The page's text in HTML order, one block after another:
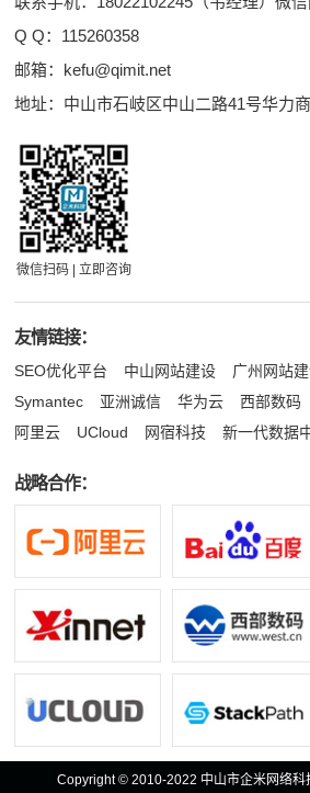
Q Q： 115260358
邮箱： kefu@qimit.net
地址：中山市石岐区中山二路41号华力
微信扫码 | 立即咨询
友情链接：
SEO优化平台 中山网站建设 广州网站
Symantec
亚洲诚信 华为云 西部数码
阿里云
UCloud 网宿科技 新一代数据
战略合作：
Copyright © 2010-2022 中山市企米网络科